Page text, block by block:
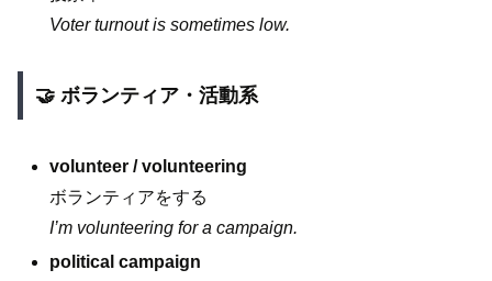
Voter turnout is sometimes low.
🤝 ボランティア・活動系
volunteer / volunteering
ボランティアをする
I’m volunteering for a campaign.
political campaign